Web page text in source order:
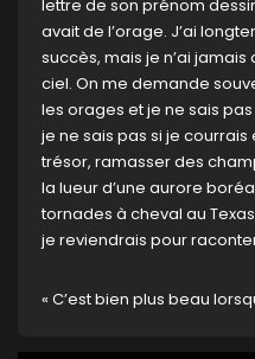
lettre de son prénom
avait de l’orage. J’ai
succès, mais je n’ai
ciel. On me demande
les orages et je ne sais
je ne sais pas si je courrais
trésor, ramasser des
la lueur d’une aurore
tornades à cheval au
je reviendrais pour
« C’est bien plus beau